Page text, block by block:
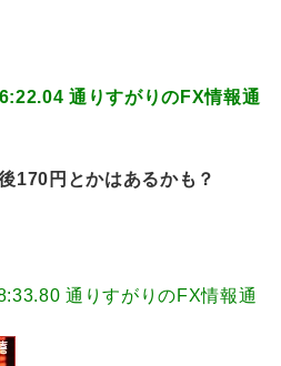
通りすがりのFX情報通
170円とかはあるかも？
通りすがりのFX情報通